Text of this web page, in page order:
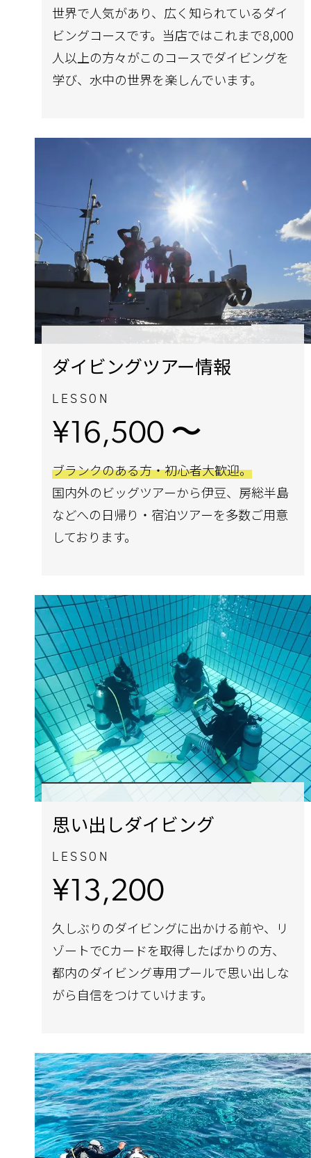
世界で人気があり、広く知られているダイ
ビングコースです。当店ではこれまで8,000
人以上の方々がこのコースでダイビングを
学び、水中の世界を楽しんでいます。
ダイビングツアー情報
LESSON
¥16,500 〜
ブランクのある方・初心者大歓迎。
国内外のビッグツアーから伊豆、房総半島
などへの日帰り・宿泊ツアーを多数ご用意
しております。
思い出しダイビング
LESSON
¥13,200
久しぶりのダイビングに出かける前や、リ
ゾートでCカードを取得したばかりの方、
都内のダイビング専用プールで思い出しな
がら自信をつけていけます。